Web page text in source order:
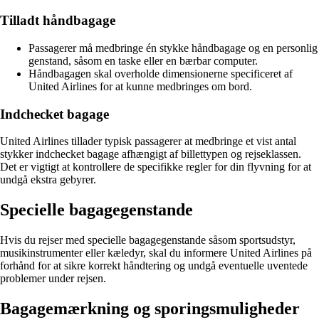
Tilladt håndbagage
Passagerer må medbringe én stykke håndbagage og en personlig
genstand, såsom en taske eller en bærbar computer.
Håndbagagen skal overholde dimensionerne specificeret af
United Airlines for at kunne medbringes om bord.
Indchecket bagage
United Airlines tillader typisk passagerer at medbringe et vist antal
stykker indchecket bagage afhængigt af billettypen og rejseklassen.
Det er vigtigt at kontrollere de specifikke regler for din flyvning for at
undgå ekstra gebyrer.
Specielle bagagegenstande
Hvis du rejser med specielle bagagegenstande såsom sportsudstyr,
musikinstrumenter eller kæledyr, skal du informere United Airlines på
forhånd for at sikre korrekt håndtering og undgå eventuelle uventede
problemer under rejsen.
Bagagemærkning og sporingsmuligheder